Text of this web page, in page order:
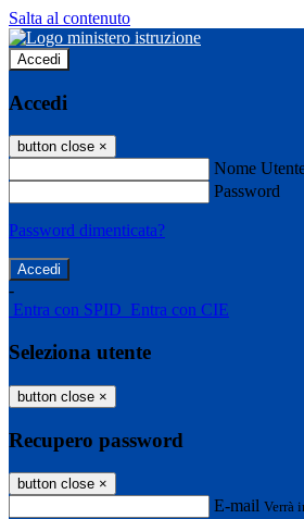
Salta al contenuto
Accedi
Accedi
button close ×
Nome
Password
Password dimenticata?
-
Entra con SPID Entra con CIE
Seleziona utente
button close ×
Recupero password
button close ×
E-mail Verrà